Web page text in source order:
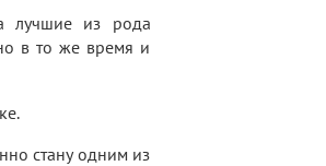
лучшие из рода
в то же время и
стану одним из